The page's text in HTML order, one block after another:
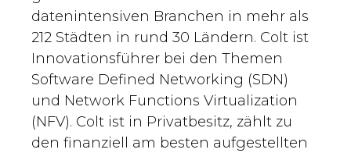
datenintensiven Branchen in mehr als
212 Städten in rund 30 Ländern. Colt ist
Innovationsführer bei den Themen
Software Defined Networking (SDN)
und Network Functions Virtualization
(NFV). Colt ist in Privatbesitz, zählt zu
den finanziell am besten aufgestellten